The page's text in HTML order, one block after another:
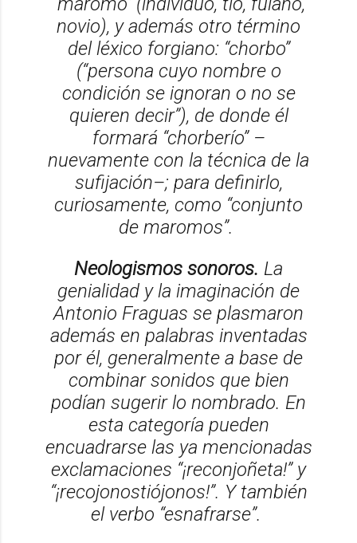
novio), y además otro término
del léxico forgiano: “chorbo”
(“persona cuyo nombre o
condición se ignoran o no se
quieren decir”), de donde él
formará “chorberío” –
nuevamente con la técnica de la
sufijación–; para definirlo,
curiosamente, como “conjunto
de maromos”.
Neologismos sonoros. La
genialidad y la imaginación de
Antonio Fraguas se plasmaron
además en palabras inventadas
por él, generalmente a base de
combinar sonidos que bien
podían sugerir lo nombrado. En
esta categoría pueden
encuadrarse las ya mencionadas
exclamaciones “¡reconjoñeta!” y
“¡recojonostiójonos!”. Y también
el verbo “esnafrarse”.